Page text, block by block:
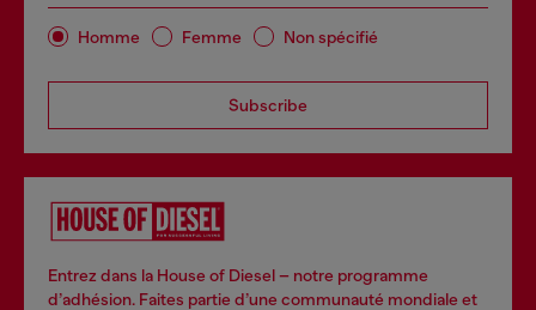
Homme Femme Non spécifié
Subscribe
Entrez dans la House of Diesel – notre programme
d’adhésion. Faites partie d’une communauté mondiale et